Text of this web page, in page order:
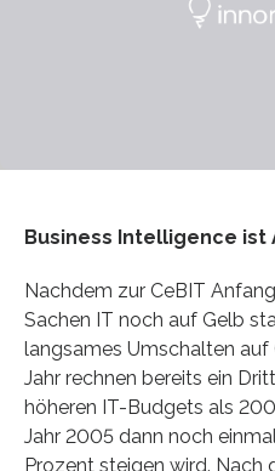
Business Intelligence
Nachdem zur CeBIT
Sachen IT noch auf Gelb
langsames Umschalten auf
Jahr rechnen bereits ein
höheren IT-Budgets als
Jahr 2005 dann noch
Prozent steigen wird. Nach